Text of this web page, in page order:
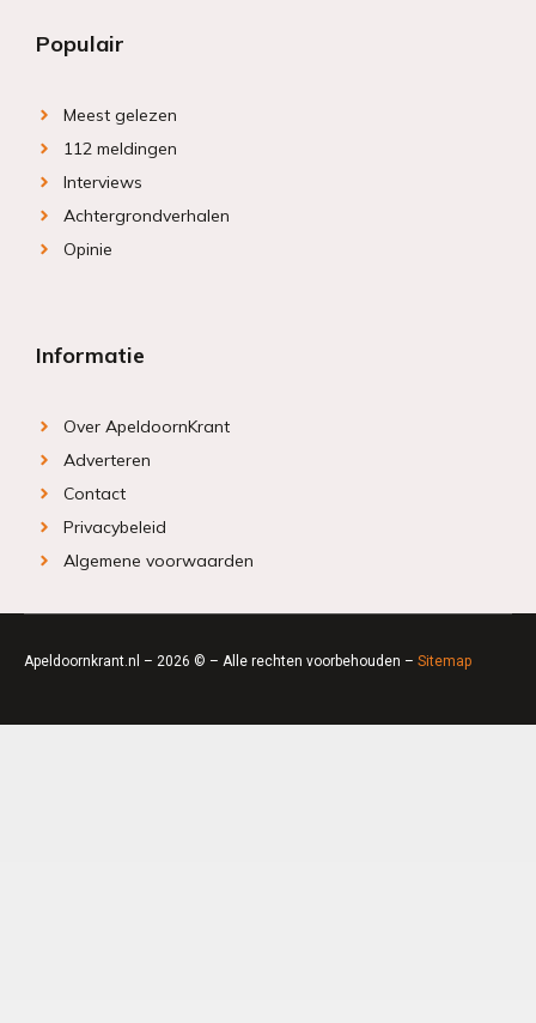
Populair
Meest gelezen
112 meldingen
Interviews
Achtergrondverhalen
Opinie
Informatie
Over ApeldoornKrant
Adverteren
Contact
Privacybeleid
Algemene voorwaarden
Apeldoornkrant.nl – 2026 © – Alle rechten voorbehouden – Sitemap